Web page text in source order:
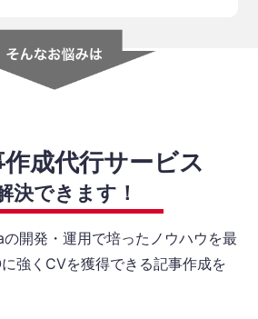
成代行サービス
決できます！
開発・運用で培ったノウハウを最
に強くCVを獲得できる記事作成を